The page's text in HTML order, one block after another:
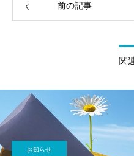
前の記事
関
お知らせ